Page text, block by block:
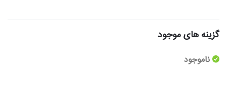
گزینه های موجود
ناموجود